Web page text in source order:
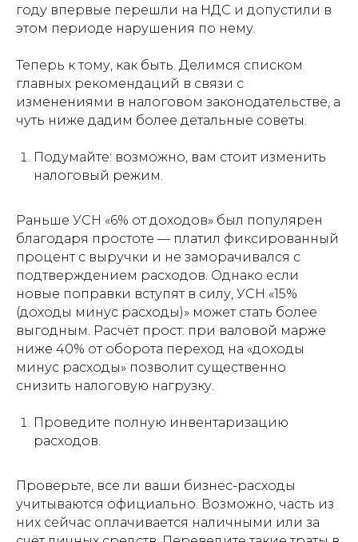
году впервые перешли на НДС и допустили в
этом периоде нарушения по нему.
Теперь к тому, как быть. Делимся списком
главных рекомендаций в связи с
изменениями в налоговом законодательстве, а
чуть ниже дадим более детальные советы.
Подумайте: возможно, вам стоит изменить
налоговый режим.
Раньше УСН «6% от доходов» был популярен
благодаря простоте — платил фиксированный
процент с выручки и не заморачивался с
подтверждением расходов. Однако если
новые поправки вступят в силу, УСН «15%
(доходы минус расходы)» может стать более
выгодным. Расчёт прост: при валовой марже
ниже 40% от оборота переход на «доходы
минус расходы» позволит существенно
снизить налоговую нагрузку.
Проведите полную инвентаризацию
расходов.
Проверьте, все ли ваши бизнес-расходы
учитываются официально. Возможно, часть из
них сейчас оплачивается наличными или за